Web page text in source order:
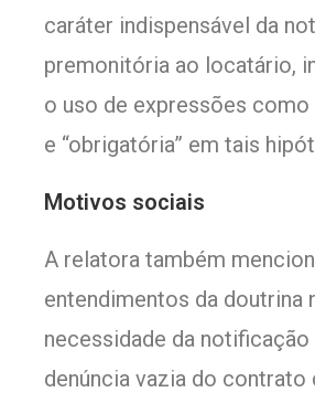
caráter indispensável da
premonitória ao locatário,
o uso de expressões como
e “obrigatória” em tais
Motivos​​ sociais
A relatora também
entendimentos da doutrina
necessidade da notificação
denúncia vazia do contrato